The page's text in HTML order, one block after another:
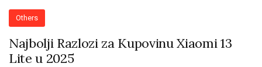
Others
Najbolji Razlozi za Kupovinu Xiaomi 13
Lite u 2025